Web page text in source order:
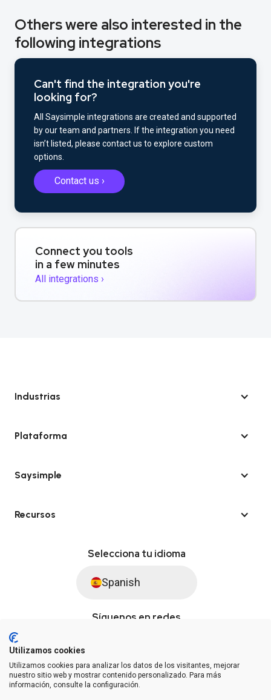
Others were also interested in the
following integrations
Can't find the integration you're
looking for?
All Saysimple integrations are created and supported
by our team and partners. If the integration you need
isn’t listed, please contact us to explore custom
options.
Contact us ›
Connect you tools
in a few minutes
All integrations ›
Industrias
Plataforma
Saysimple
Recursos
Selecciona tu idioma
Spanish
Síguenos en redes
© Saysimple S.L. 2026 · Plataforma de automatización de WhatsApp
Utilizamos cookies
Utilizamos cookies para analizar los datos de los visitantes, mejorar
nuestro sitio web y mostrar contenido personalizado. Para más
información, consulte la configuración.